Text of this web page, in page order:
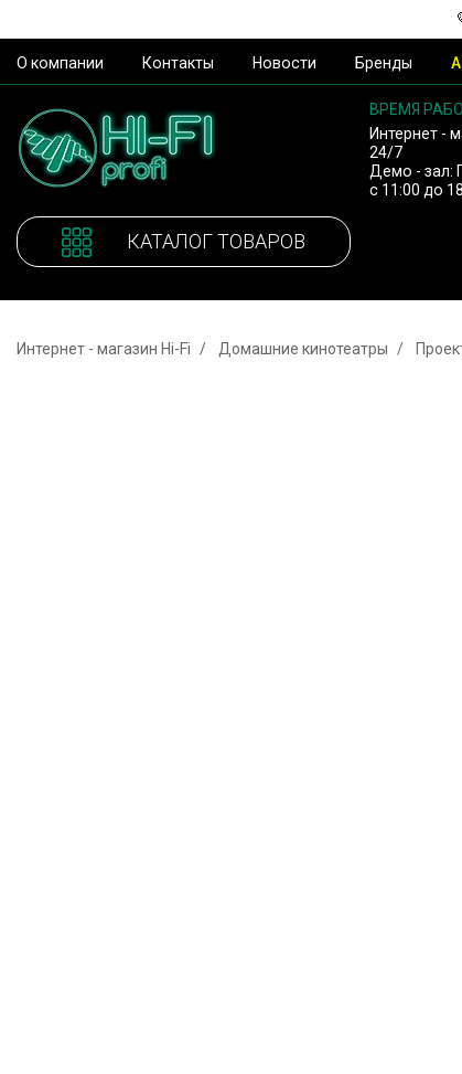
О компании Контакты Новости Бренды
ВРЕМЯ
Интернет -
24/7
Демо - зал:
с 11:00 до
КАТАЛОГ ТОВАРОВ
Интернет - магазин Hi-Fi Домашние кинотеатры